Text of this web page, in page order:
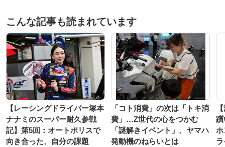
こんな記事も読まれています
【レーシングドライバー塚本
ナナミのスーパー耐久参戦
記】第5回：オートポリスで
向き合った、自分の課題
「コト消費」の次は「トキ消
費」…Z世代の心をつかむ
「謎解きイベント」、ヤマハ
発動機のねらいとは
躓
ホ